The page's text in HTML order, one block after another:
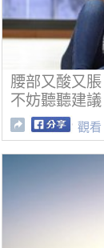
腰部又酸又
不妨聽聽建議
觀看